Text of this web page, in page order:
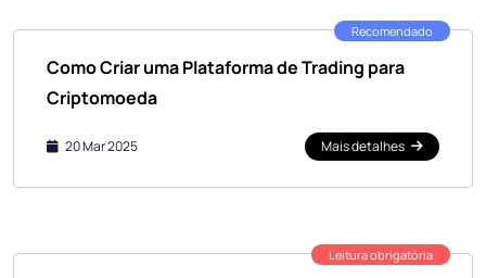
Recomendado
Como Criar uma Plataforma de Trading para
Criptomoeda
20 Mar 2025 Mais detalhes
Leitura obrigatória